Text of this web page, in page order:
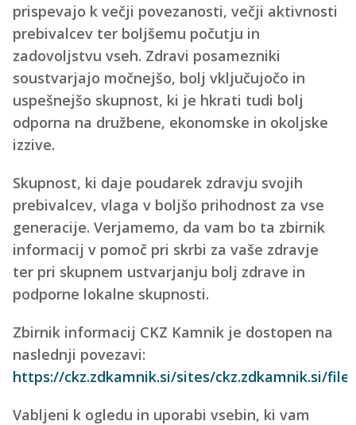
prispevajo k večji povezanosti, večji aktivnosti
prebivalcev ter boljšemu počutju in
zadovoljstvu vseh. Zdravi posamezniki
soustvarjajo močnejšo, bolj vključujočo in
uspešnejšo skupnost, ki je hkrati tudi bolj
odporna na družbene, ekonomske in okoljske
izzive.
Skupnost, ki daje poudarek zdravju svojih
prebivalcev, vlaga v boljšo prihodnost za vse
generacije. Verjamemo, da vam bo ta zbirnik
informacij v pomoč pri skrbi za vaše zdravje
ter pri skupnem ustvarjanju bolj zdrave in
podporne lokalne skupnosti.
Zbirnik informacij CKZ Kamnik je dostopen na
naslednji povezavi:
https://ckz.zdkamnik.si/sites/ckz.zdkamnik.si/
Vabljeni k ogledu in uporabi vsebin, ki vam